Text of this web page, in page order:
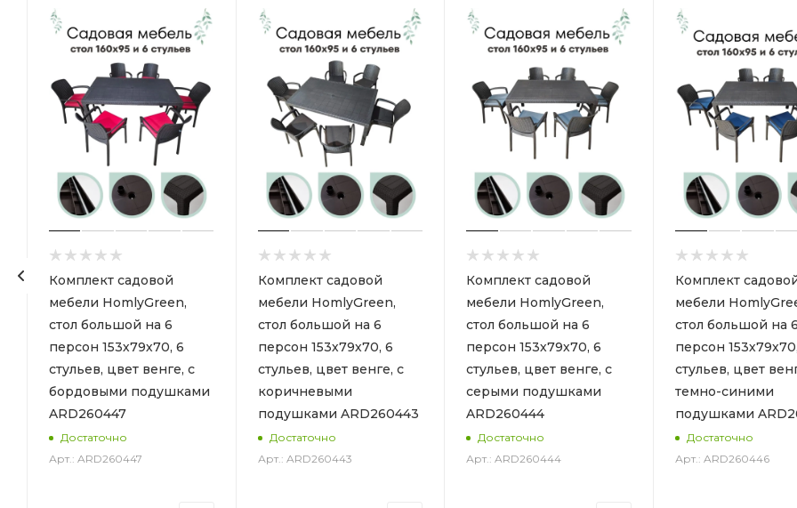
Комплект садовой
мебели HomlyGreen,
стол большой на 6
персон 153х79х70, 6
стульев, цвет венге, с
бордовыми подушками
ARD260447
Достаточно
Арт.: ARD260447
Комплект садовой
мебели HomlyGreen,
стол большой на 6
персон 153х79х70, 6
стульев, цвет венге, с
коричневыми
подушками ARD260443
Достаточно
Арт.: ARD260443
Комплект садовой
мебели HomlyGreen,
стол большой на 6
персон 153х79х70, 6
стульев, цвет венге, с
серыми подушками
ARD260444
Достаточно
Арт.: ARD260444
Комплект
мебели
стол большой на 6
персон
стульев, цвет
темно-синими
подушками
Достаточно
Арт.: ARD260446